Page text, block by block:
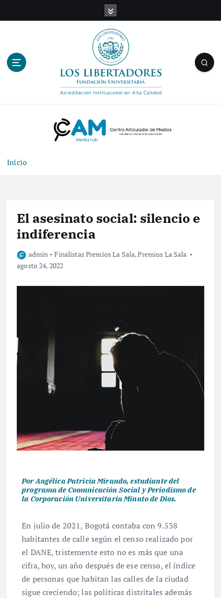
Inicio
El asesinato social: silencio e
indiferencia
admin Finalistas Premios La Sala,Premios La Sala
agosto 24, 2022
Por Angélica Patricia Mirando, estudiante del
programa de Comunicación Social y Periodismo de
la Corporación Universitaria Minuto de Dios.
En julio de 2021, Bogotá contaba con 9.538
habitantes de calle según el censo realizado por
el DANE, tristemente esto no es más que una
cifra, hoy, un año después de ese censo, el índice
de personas que habitan las calles de la ciudad
sigue creciendo; las políticas distritales además